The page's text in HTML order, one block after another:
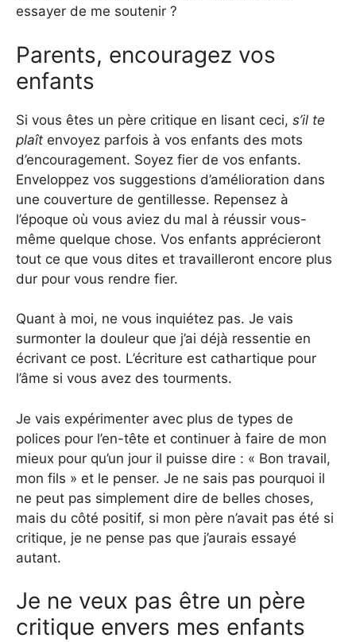
essayer de me soutenir ?
Parents, encouragez vos
enfants
Si vous êtes un père critique en lisant ceci, s’il te
plaît envoyez parfois à vos enfants des mots
d’encouragement. Soyez fier de vos enfants.
Enveloppez vos suggestions d’amélioration dans
une couverture de gentillesse. Repensez à
l’époque où vous aviez du mal à réussir vous-
même quelque chose. Vos enfants apprécieront
tout ce que vous dites et travailleront encore plus
dur pour vous rendre fier.
Quant à moi, ne vous inquiétez pas. Je vais
surmonter la douleur que j’ai déjà ressentie en
écrivant ce post. L’écriture est cathartique pour
l’âme si vous avez des tourments.
Je vais expérimenter avec plus de types de
polices pour l’en-tête et continuer à faire de mon
mieux pour qu’un jour il puisse dire : « Bon travail,
mon fils » et le penser. Je ne sais pas pourquoi il
ne peut pas simplement dire de belles choses,
mais du côté positif, si mon père n’avait pas été si
critique, je ne pense pas que j’aurais essayé
autant.
Je ne veux pas être un père
critique envers mes enfants